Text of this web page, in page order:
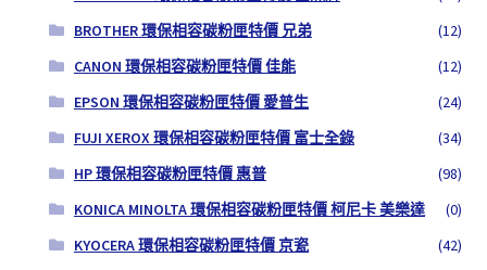
BROTHER 環保相容碳粉匣特價 兄弟
(12)
CANON 環保相容碳粉匣特價 佳能
(12)
EPSON 環保相容碳粉匣特價 愛普生
(24)
FUJI XEROX 環保相容碳粉匣特價 富士全錄
(34)
HP 環保相容碳粉匣特價 惠普
(98)
KONICA MINOLTA 環保相容碳粉匣特價 柯尼卡 美樂達
(0)
KYOCERA 環保相容碳粉匣特價 京瓷
(42)